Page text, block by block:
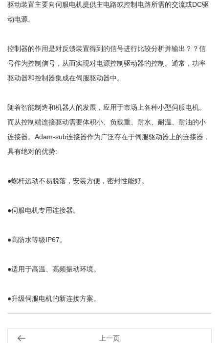
驱动装置主要向伺服电机提供主电路或控制电路所需的交流或DC驱
动电源。
控制器的作用是对反馈装置得到的信号进行比较分析并输出？？信
号作为控制信号，从而实现对电源控制驱动器的控制。通常，功率
驱动器和控制器集成在伺服驱动器中。
随着智能制造和机器人的发展，应用于市场上各种小型伺服电机。
而从控制端连接驱动需要体积小、负载重、耐水、耐温、耐油的小
连接器。Adam-sub连接器作为广泛存在于伺服驱动器上的连接器，
具有绝对的优势:
●螺杆运动不易脱落，安装方便，密封性能好。
●伺服电机专用连接器。
●高防水等级IP67。
●适用于高温、高频振动环境。
●升级伺服电机的新连接方案。
上一页